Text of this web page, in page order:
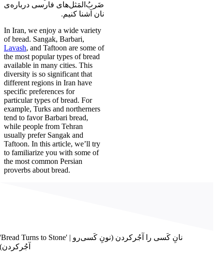
ضَربُ‌المَثل‌های فارسی درباره‌ی
نان آشنا کنیم.
In Iran, we enjoy a wide variety
of bread. Sangak, Barbari,
Lavash, and Taftoon are some of
the most popular types of bread
available in many cities. This
diversity is so significant that
different regions in Iran have
specific preferences for
particular types of bread. For
example, Turks and northerners
tend to favor Barbari bread,
while people from Tehran
usually prefer Sangak and
Taftoon. In this article, we’ll try
to familiarize you with some of
the most common Persian
proverbs about bread.
'Bread Turns to Stone' | نانِ کَسی را آجُرکردن (نونِ کَسی‌رو
آجُرکردن)